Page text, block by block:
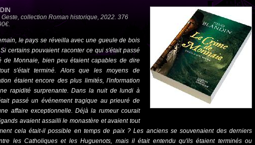
collection Roman historique, 2022. 376
le pays se réveilla avec une gueule de bois
certains pouvaient raconter ce qui s'était passé
Monnaie, bien peu étaient capables de dire
s'était terminé. Alors que les moyens de
étaient encore des plus limités, l'information
rapidité surprenante. Dans la nuit de lundi à
passé un événement tragique au prieuré de
affaire exceptionnelle. Déjà la rumeur courait
avaient assailli le monastère et avaient tout
cela était-il possible en temps de paix ? Les anciens se souvenaient des derniers
les Catholiques et les Huguenots, mais il était entendu qu'ils étaient terminés ou